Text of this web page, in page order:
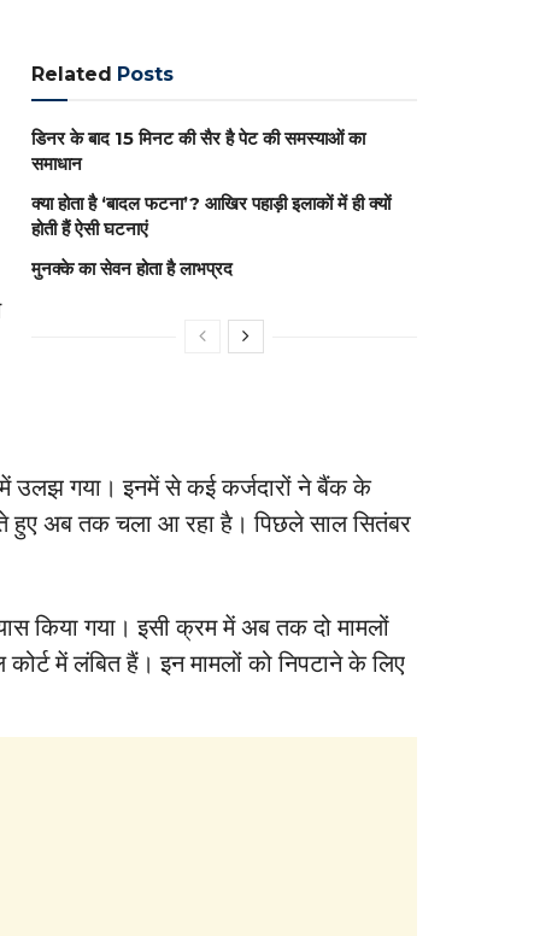
Related Posts
डिनर के बाद 15 मिनट की सैर है पेट की समस्याओं का
समाधान
क्या होता है ‘बादल फटना’? आखिर पहाड़ी इलाकों में ही क्यों
होती हैं ऐसी घटनाएं
मुनक्के का सेवन होता है लाभप्रद
उलझ गया। इनमें से कई कर्जदारों ने बैंक के
हुए अब तक चला आ रहा है। पिछले साल सितंबर
किया गया। इसी क्रम में अब तक दो मामलों
में लंबित हैं। इन मामलों को निपटाने के लिए